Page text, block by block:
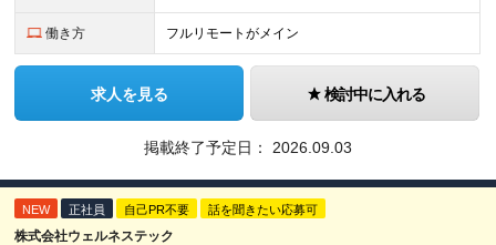
働き方 フルリモートがメイン
求人を見る 検討中に入れる
掲載終了予定日： 2026.09.03
NEW 正社員 自己PR不要 話を聞きたい応募可
株式会社ウェルネステック